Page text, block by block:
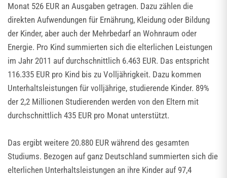
Monat 526 EUR an Ausgaben getragen. Dazu zählen die
direkten Aufwendungen für Ernährung, Kleidung oder Bildung
der Kinder, aber auch der Mehrbedarf an Wohnraum oder
Energie. Pro Kind summierten sich die elterlichen Leistungen
im Jahr 2011 auf durchschnittlich 6.463 EUR. Das entspricht
116.335 EUR pro Kind bis zu Volljährigkeit. Dazu kommen
Unterhaltsleistungen für volljährige, studierende Kinder. 89%
der 2,2 Millionen Studierenden werden von den Eltern mit
durchschnittlich 435 EUR pro Monat unterstützt.
Das ergibt weitere 20.880 EUR während des gesamten
Studiums. Bezogen auf ganz Deutschland summierten sich die
elterlichen Unterhaltsleistungen an ihre Kinder auf 97,4